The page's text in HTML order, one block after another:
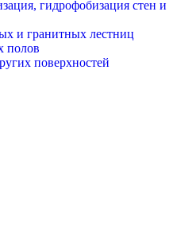
гидрофобизация стен и
и гранитных лестниц
полов
поверхностей